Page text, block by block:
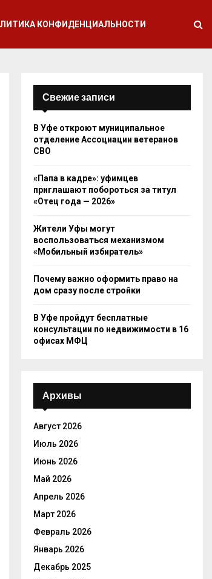
КОНФИДЕНЦИАЛЬНОСТИ
Свежие записи
В Уфе откроют муниципальное
отделение Ассоциации ветеранов
СВО
«Папа в кадре»: уфимцев
приглашают побороться за титул
«Отец года — 2026»
Жители Уфы могут
воспользоваться механизмом
«Мобильный избиратель»
Почему важно оформить право на
дом сразу после стройки
В Уфе пройдут бесплатные
консультации по недвижимости в 16
офисах МФЦ
Архивы
Август 2026
Июль 2026
Июнь 2026
Май 2026
Апрель 2026
Март 2026
Февраль 2026
Январь 2026
Декабрь 2025